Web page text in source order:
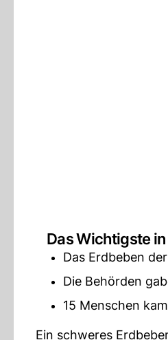
Das Wichtigste
Das Erdbeben
Die Behörden
15 Menschen
Ein schweres